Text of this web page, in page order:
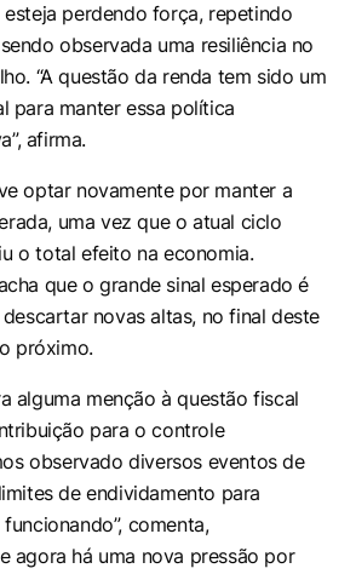
perdendo força, repetindo
observada uma resiliência no
“A questão da renda tem sido um
para manter essa política
afirma.
optar novamente por manter a
uma vez que o atual ciclo
o total efeito na economia.
que o grande sinal esperado é
novas altas, no final deste
próximo.
alguma menção à questão fiscal
para o controle
observado diversos eventos de
de endividamento para
comenta,
agora há uma nova pressão por